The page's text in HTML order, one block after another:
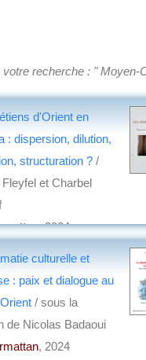
recherche : " Moyen-
d'Orient en
: dispersion, dilution,
structuration ? /
et Charbel
, 2024
culturelle et
: paix et dialogue au
/ sous la
de Nicolas Badaoui
, 2024